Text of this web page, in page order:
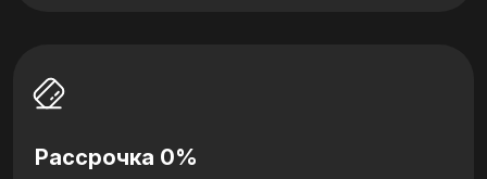
Рассрочка 0%